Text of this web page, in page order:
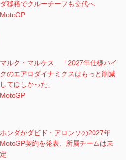
ダ移籍でクルーチーフも交代へ
MotoGP
マルク・マルケス 「2027年仕様バイ
クのエアロダイナミクスはもっと削減
してほしかった」
MotoGP
ホンダがダビド・アロンソの2027年
MotoGP契約を発表、所属チームは未
定